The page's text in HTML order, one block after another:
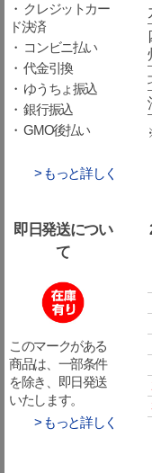
・ クレジットカー
ド決済
・ コンビニ払い
・ 代金引換
・ ゆうちょ振込
・ 銀行振込
・ GMO後払い
> もっと詳しく
即日発送につい
て
このマークがある
商品は、一部条件
を除き、即日発送
いたします。
> もっと詳しく